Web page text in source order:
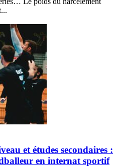
et études secondaires :
en internat sportif